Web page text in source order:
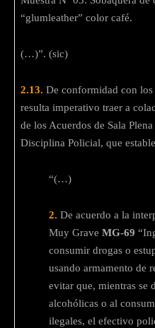
“glumleather” color café.
(…)”. (sic)
2.13. De conformidad con
resulta imperativo traer a
de los Acuerdos de Sala
Disciplina Policial, que
“(…)
2. De acuerdo a la
Muy Grave MG-69
consumir drogas o
usando armamento de
evitar que, mientras se
alcohólicas o al
ilegales, el efectivo